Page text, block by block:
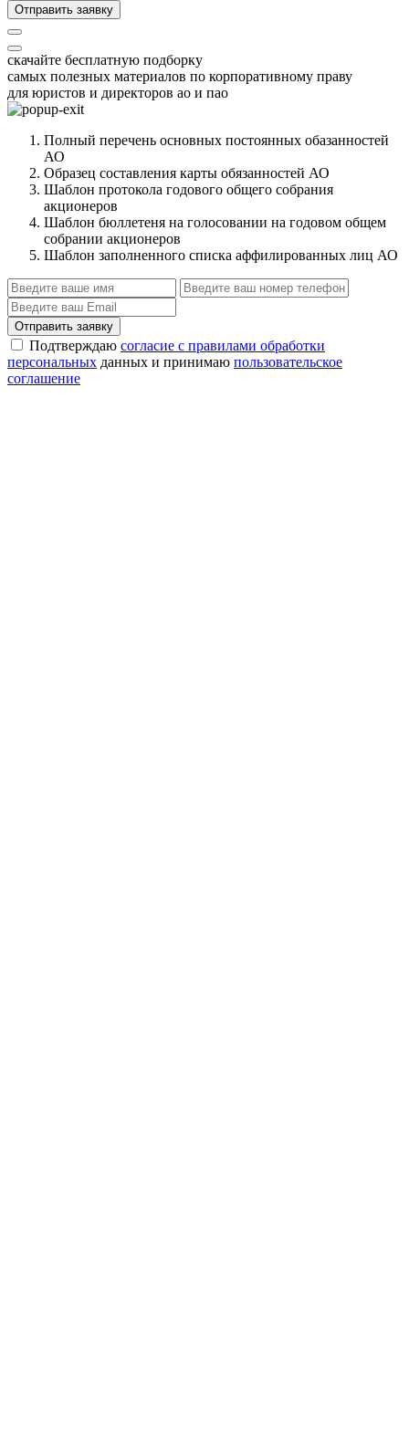
Отправить заявку
скачайте бесплатную подборку
самых полезных материалов по корпоративному праву
для юристов и директоров ао и пао
Полный перечень основных постоянных обазанностей
АО
Образец составления карты обязанностей АО
Шаблон протокола годового общего собрания
акционеров
Шаблон бюллетеня на голосовании на годовом общем
собрании акционеров
Шаблон заполненного списка аффилированных лиц АО
Отправить заявку
Подтверждаю согласие с правилами обработки
персональных данных и принимаю пользовательское
соглашение